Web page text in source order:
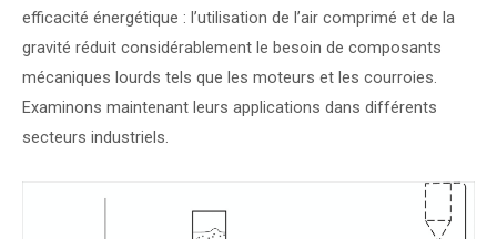
efficacité énergétique : l’utilisation de l’air comprimé et de la
gravité réduit considérablement le besoin de composants
mécaniques lourds tels que les moteurs et les courroies.
Examinons maintenant leurs applications dans différents
secteurs industriels.